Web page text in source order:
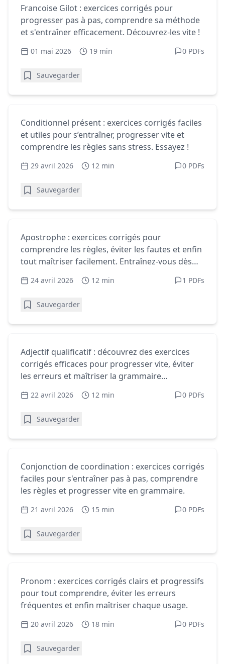
Homophones - Exercices gratuits
Françoise Gilot : exercices corrigés
pour progresser
Francoise Gilot : exercices corrigés pour
progresser pas à pas, comprendre sa méthode
et s'entraîner efficacement. Découvrez-les vite !
01 mai 2026 19 min 0 PDFs
Sauvegarder
Homophones - Exercices gratuits
Conditionnel présent : exercices
corrigés faciles et utiles
Conditionnel présent : exercices corrigés faciles
et utiles pour s’entraîner, progresser vite et
comprendre les règles sans stress. Essayez !
29 avril 2026 12 min 0 PDFs
Sauvegarder
Homophones - Exercices gratuits
Apostrophe : exercices corrigés pour
enfin tout maîtriser
Apostrophe : exercices corrigés pour
comprendre les règles, éviter les fautes et enfin
tout maîtriser facilement. Entraînez-vous dès
24 avril 2026 12 min 1 PDFs
Sauvegarder
Homophones - Exercices gratuits
Adjectif qualificatif : exercices corrigés
efficaces
Adjectif qualificatif : découvrez des exercices
corrigés efficaces pour progresser vite, éviter
les erreurs et maîtriser la grammaire
22 avril 2026 12 min 0 PDFs
Sauvegarder
Homophones - Exercices gratuits
Conjonction de coordination : exercices
corrigés faciles
Conjonction de coordination : exercices corrigés
faciles pour s'entraîner pas à pas, comprendre
les règles et progresser vite en grammaire.
21 avril 2026 15 min 0 PDFs
Sauvegarder
Homophones - Exercices gratuits
Pronom : exercices corrigés pour enfin
tout maîtriser
Pronom : exercices corrigés clairs et progressifs
pour tout comprendre, éviter les erreurs
fréquentes et enfin maîtriser chaque usage.
20 avril 2026 18 min 0 PDFs
Sauvegarder